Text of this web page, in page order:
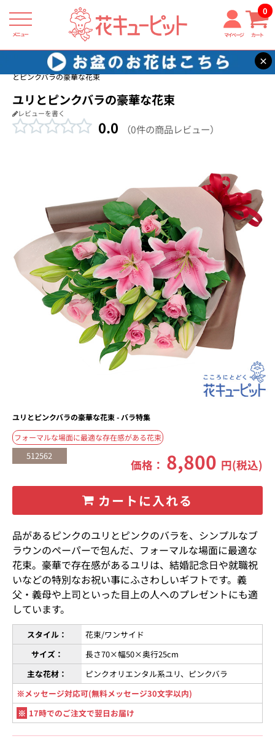
メニュー マイページ カート
0
×
花キューピット バラ プレゼント・ギフト特集2026
【バラ特集】ユリ
とピンクバラの豪華な花束
ユリとピンクバラの豪華な花束
レビューを書く
0.0 （0件の商品レビュー）
ユリとピンクバラの豪華な花束 - バラ特集
フォーマルな場面に最適な存在感がある花束
512562
価格： 8,800 円(税込)
カートに入れる
品があるピンクのユリとピンクのバラを、シンプルなブ
ラウンのペーパーで包んだ、フォーマルな場面に最適な
花束。豪華で存在感があるユリは、結婚記念日や就職祝
いなどの特別なお祝い事にふさわしいギフトです。義
父・義母や上司といった目上の人へのプレゼントにも適
しています。
スタイル：
花束/ワンサイド
サイズ：
長さ70×幅50×奥行25cm
主な花材：
ピンクオリエンタル系ユリ、ピンクバラ
※メッセージ対応可(無料メッセージ30文字以内)
※ 17時でのご注文で翌日お届け